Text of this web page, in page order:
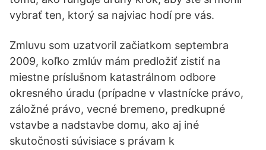
vybrať ten, ktorý sa najviac hodí pre vás.
Zmluvu som uzatvoril začiatkom septembra
2009, koľko zmlúv mám predložiť zistiť na
miestne príslušnom katastrálnom odbore
okresného úradu (prípadne v vlastnícke právo,
záložné právo, vecné bremeno, predkupné
vstavbe a nadstavbe domu, ako aj iné
skutočnosti súvisiace s právam k